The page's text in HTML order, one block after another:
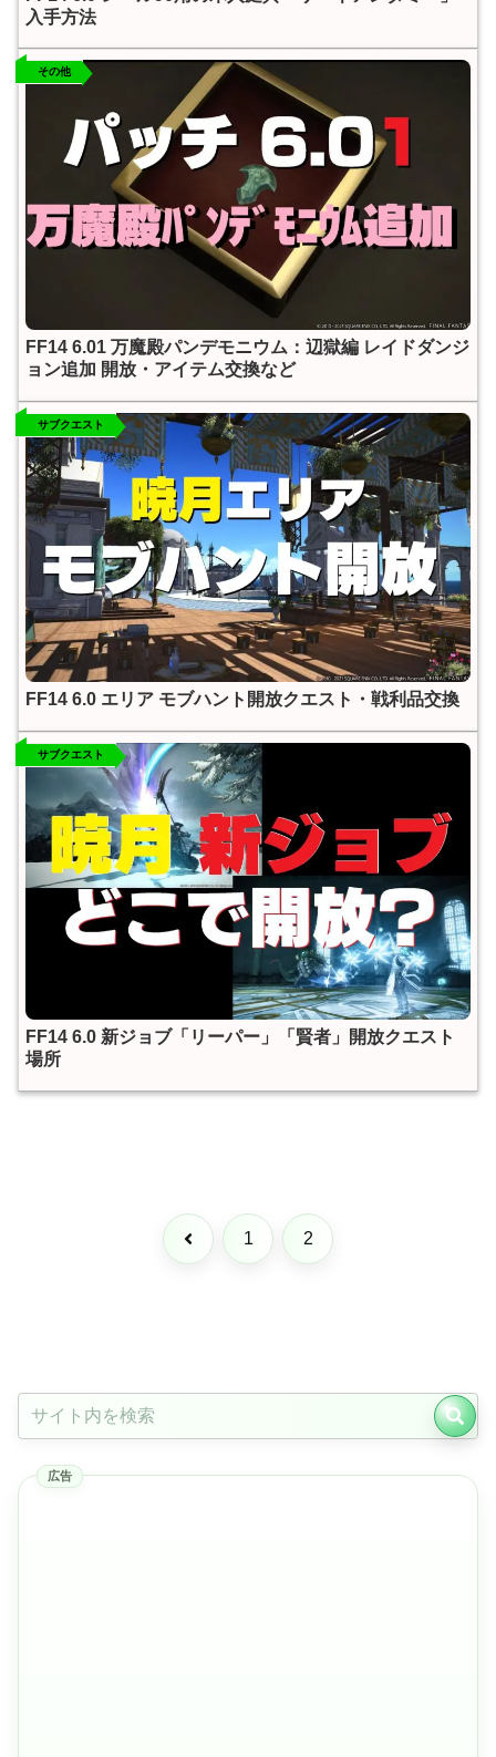
入手方法
その他
FF14 6.01 万魔殿パンデモニウム：辺獄編 レイドダンジ
ョン追加 開放・アイテム交換など
サブクエスト
FF14 6.0 エリア モブハント開放クエスト・戦利品交換
サブクエスト
FF14 6.0 新ジョブ「リーパー」「賢者」開放クエスト
場所
前 1 2
広告